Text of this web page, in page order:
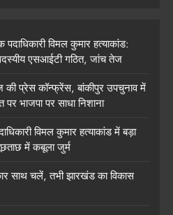
पदाधिकारी विमल कुमार हत्याकांड:
एसआईटी गठित, जांच तेज
प्रेस कॉन्फ्रेंस, बांकीपुर उपचुनाव में
भाजपा पर साधा निशाना
विमल कुमार हत्याकांड में बड़ा
में कबूला जुर्म
साथ चलें, तभी झारखंड का विकास